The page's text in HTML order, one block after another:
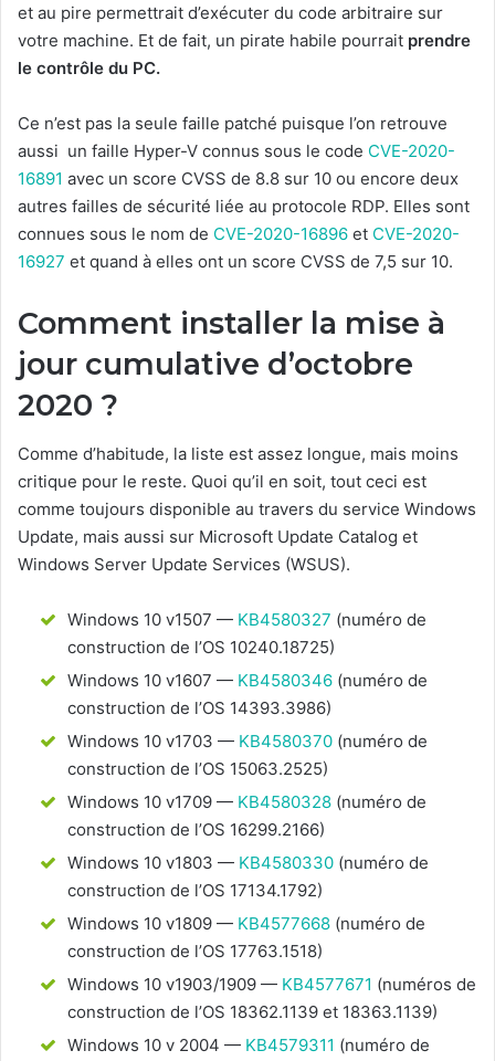
et au pire permettrait d’exécuter du code arbitraire sur
votre machine. Et de fait, un pirate habile pourrait prendre
le contrôle du PC.
Ce n’est pas la seule faille patché puisque l’on retrouve
aussi un faille Hyper-V connus sous le code CVE-2020-
16891 avec un score CVSS de 8.8 sur 10 ou encore deux
autres failles de sécurité liée au protocole RDP. Elles sont
connues sous le nom de CVE-2020-16896 et CVE-2020-
16927 et quand à elles ont un score CVSS de 7,5 sur 10.
Comment installer la mise à
jour cumulative d’octobre
2020 ?
Comme d’habitude, la liste est assez longue, mais moins
critique pour le reste. Quoi qu’il en soit, tout ceci est
comme toujours disponible au travers du service Windows
Update, mais aussi sur Microsoft Update Catalog et
Windows Server Update Services (WSUS).
Windows 10 v1507 — KB4580327 (numéro de
construction de l’OS 10240.18725)
Windows 10 v1607 — KB4580346 (numéro de
construction de l’OS 14393.3986)
Windows 10 v1703 — KB4580370 (numéro de
construction de l’OS 15063.2525)
Windows 10 v1709 — KB4580328 (numéro de
construction de l’OS 16299.2166)
Windows 10 v1803 — KB4580330 (numéro de
construction de l’OS 17134.1792)
Windows 10 v1809 — KB4577668 (numéro de
construction de l’OS 17763.1518)
Windows 10 v1903/1909 — KB4577671 (numéros de
construction de l’OS 18362.1139 et 18363.1139)
Windows 10 v 2004 — KB4579311 (numéro de